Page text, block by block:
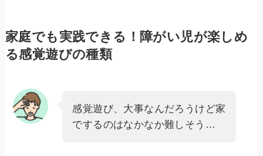
家庭でも実践できる！障がい児が楽しめ
る感覚遊びの種類
感覚遊び、大事なんだろうけど家
でするのはなかなか難しそう…